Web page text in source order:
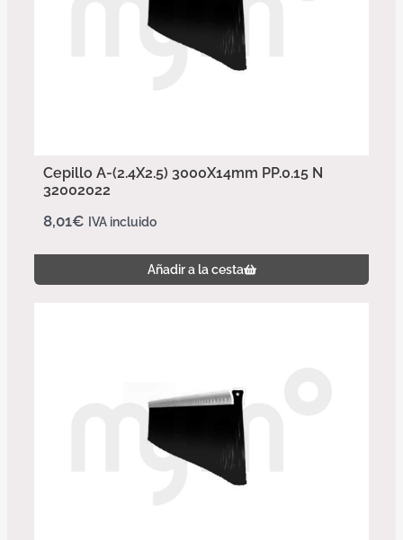
Cepillo A-(2.4X2.5) 3000X14mm PP.0.15 N
32002022
8,01€ IVA incluido
Añadir a la cesta